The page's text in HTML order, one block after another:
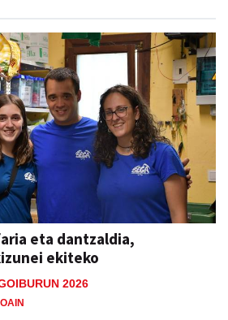
eta dantzaldia,
ekiteko
2026